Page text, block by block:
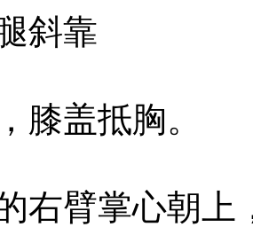
靠
盖抵胸。
臂掌心朝上